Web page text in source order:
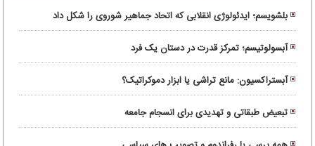
بلشویسم؛ ایدئولوژی انقلابی که اتحاد جماهیر شوروی را شکل داد
آبسولوتیسم؛ تمرکز قدرت در دستان یک فرد
آبستراکسیون: مانع تراشی یا ابزار دموکراتیک؟
تبعیض طبقاتی و تهدیدی برای انسجام جامعه